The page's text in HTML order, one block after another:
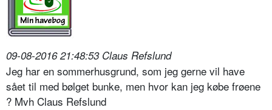
09-08-2016 21:48:53 Claus Refslund
Jeg har en sommerhusgrund, som jeg gerne vil have
sået til med bølget bunke, men hvor kan jeg købe frøene
? Mvh Claus Refslund